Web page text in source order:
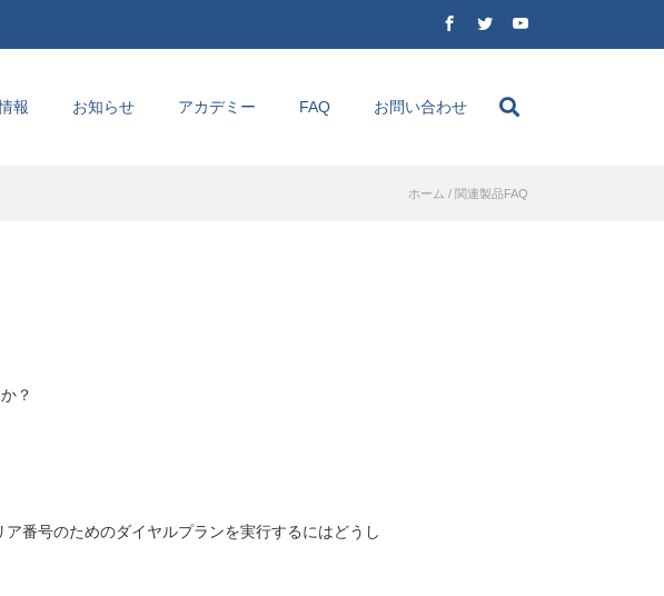
報 お知らせ アカデミー FAQ お問い合わせ
ホーム / 関連製品FAQ
？
番号のためのダイヤルプランを実行するにはどうし